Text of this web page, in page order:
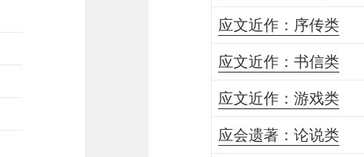
应文近作：序传类
应文近作：书信类
应文近作：游戏类
应会遗著：论说类